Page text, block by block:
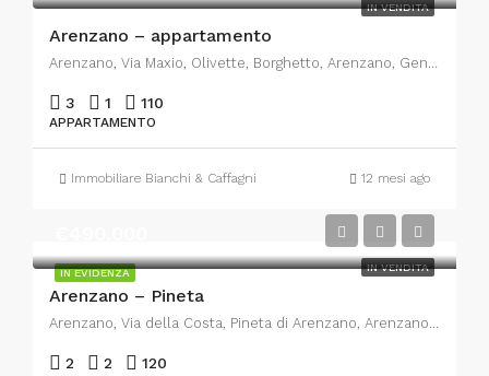
IN VENDITA
Arenzano – appartamento
Arenzano, Via Maxio, Olivette, Borghetto, Arenzano, Genova, Liguria, 16011, Italia
3 1 110
APPARTAMENTO
Immobiliare Bianchi & Caffagni 12 mesi ago
IN EVIDENZA IN VENDITA
Arenzano – Pineta
Arenzano, Via della Costa, Pineta di Arenzano, Arenzano, Genova, Liguria, 16011, Italia
2 2 120